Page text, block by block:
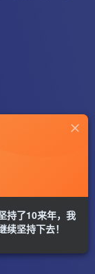
持了10来年，我
坚持下去！